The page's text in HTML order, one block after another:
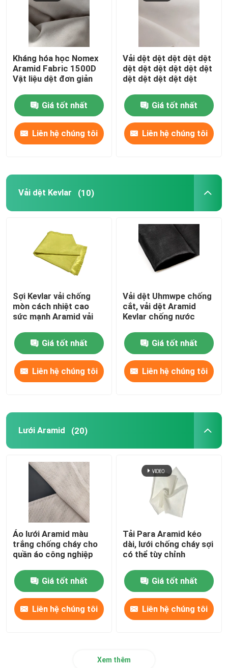
Vải Nomex Aramid
Vải dệt Kevlar
Lưới Aramid
Vải lưới công nghiệp
Vải chống cháy Kevlar
Vải dệt Aramid
vải lưới polyester
Băng tải Aramid
Kháng hóa học Nomex
Aramid Fabric 1500D
Vật liệu dệt đơn giản
Giá tốt nhất
Liên hệ chúng tôi
Vải dệt dệt dệt dệt dệt
dệt dệt dệt dệt dệt dệt
dệt dệt dệt dệt dệt
Giá tốt nhất
Liên hệ chúng tôi
Vải dệt Kevlar (10)
Sợi Kevlar vải chống
mòn cách nhiệt cao
sức mạnh Aramid vải
Giá tốt nhất
Liên hệ chúng tôi
Vải dệt Uhmwpe chống
cắt, vải dệt Aramid
Kevlar chống nước
Giá tốt nhất
Liên hệ chúng tôi
Lưới Aramid (20)
Áo lưới Aramid màu
trắng chống cháy cho
quần áo công nghiệp
Giá tốt nhất
Liên hệ chúng tôi
Tải Para Aramid kéo
dài, lưới chống cháy sợi
có thể tùy chỉnh
Giá tốt nhất
Liên hệ chúng tôi
Xem thêm